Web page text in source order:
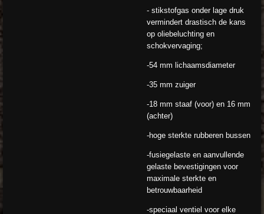
- stikstofgas onder lage druk
vermindert drastisch de kans
op oliebeluchting en
schokvervaging;
-54 mm lichaamsdiameter
-35 mm zuiger
-18 mm staaf (voor) en 16 mm
(achter)
-hoge sterkte rubberen bussen
-fusiegelaste en aanvullende
gelaste bevestigingen voor
maximale sterkte en
betrouwbaarheid
-speciaal ventiel voor elke